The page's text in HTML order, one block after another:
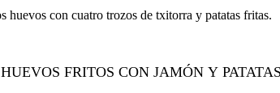
huevos con cuatro trozos de txitorra y patatas fritas.
FRITOS CON JAMÓN Y